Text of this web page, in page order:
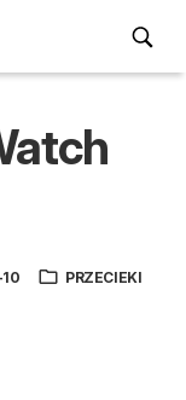
PRZECIEKI